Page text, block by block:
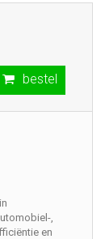
bestel
,
en